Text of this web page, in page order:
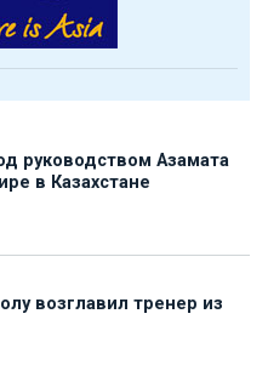
руководством Азамата
в Казахстане
возглавил тренер из